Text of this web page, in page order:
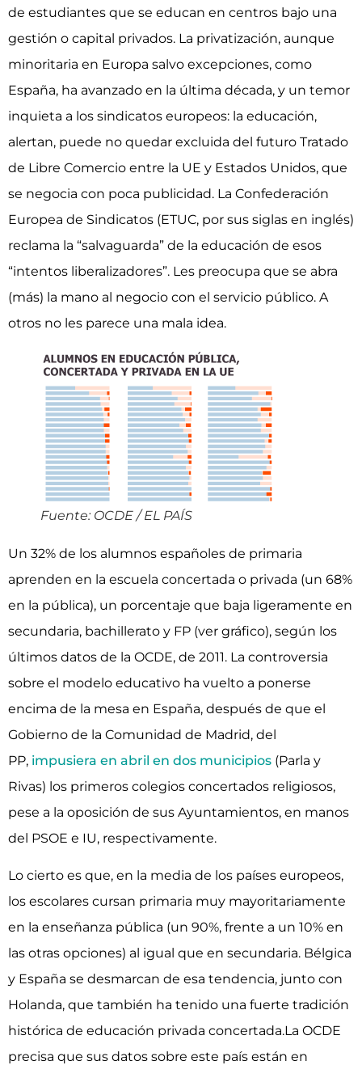
de estudiantes que se educan en centros bajo una
gestión o capital privados. La privatización, aunque
minoritaria en Europa salvo excepciones, como
España, ha avanzado en la última década, y un temor
inquieta a los sindicatos europeos: la educación,
alertan, puede no quedar excluida del futuro Tratado
de Libre Comercio entre la UE y Estados Unidos, que
se negocia con poca publicidad. La Confederación
Europea de Sindicatos (ETUC, por sus siglas en inglés)
reclama la “salvaguarda” de la educación de esos
“intentos liberalizadores”. Les preocupa que se abra
(más) la mano al negocio con el servicio público. A
otros no les parece una mala idea.
Fuente: OCDE / EL PAÍS
Un 32% de los alumnos españoles de primaria
aprenden en la escuela concertada o privada (un 68%
en la pública), un porcentaje que baja ligeramente en
secundaria, bachillerato y FP (ver gráfico), según los
últimos datos de la OCDE, de 2011. La controversia
sobre el modelo educativo ha vuelto a ponerse
encima de la mesa en España, después de que el
Gobierno de la Comunidad de Madrid, del
PP, impusiera en abril en dos municipios (Parla y
Rivas) los primeros colegios concertados religiosos,
pese a la oposición de sus Ayuntamientos, en manos
del PSOE e IU, respectivamente.
Lo cierto es que, en la media de los países europeos,
los escolares cursan primaria muy mayoritariamente
en la enseñanza pública (un 90%, frente a un 10% en
las otras opciones) al igual que en secundaria. Bélgica
y España se desmarcan de esa tendencia, junto con
Holanda, que también ha tenido una fuerte tradición
histórica de educación privada concertada.La OCDE
precisa que sus datos sobre este país están en